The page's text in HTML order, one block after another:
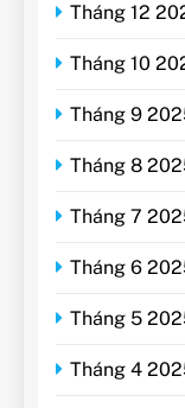
Tháng 12
Tháng 10
Tháng 9
Tháng 8
Tháng 7
Tháng 6
Tháng 5
Tháng 4